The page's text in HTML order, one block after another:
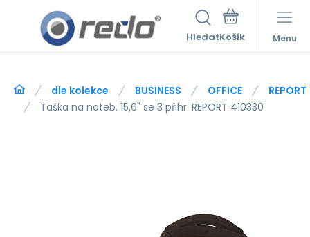
Hledat Menu
dle kolekce BUSINESS OFFICE
REPORT
Taška na noteb. 15,6" se 3 přihr. REPORT 410330